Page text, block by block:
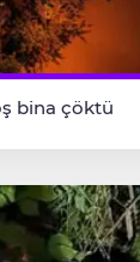
bina çöktü